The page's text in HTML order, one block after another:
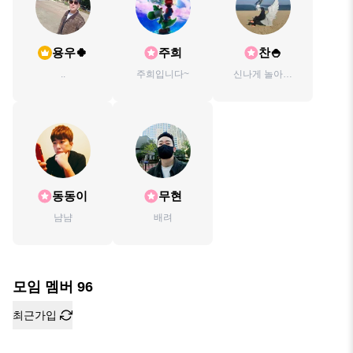
용우🍀
..
주희
주희입니다~
찬🍚
신나게 놀아볼
동동이
냠냠
무현
배려
모임 멤버 96
최근가입